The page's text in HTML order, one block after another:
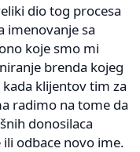
dio tog procesa
imenovanje sa
koje smo mi
brenda kojeg
klijentov tim za
radimo na tome da
donosilaca
odbace novo ime.